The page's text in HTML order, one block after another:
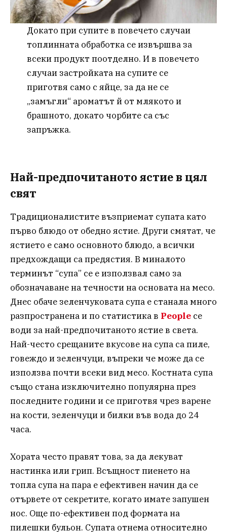
Докато при супите в повечето случаи
топлинната обработка се извършва за
всеки продукт поотделно. И в повечето
случаи застройката на супите се
приготвя само с яйце, за да не се
„замъгли“ ароматът й от млякото и
брашното, докато чорбите са със
запръжка.
Най-предпочитаното ястие в цял
свят
Традиционалистите възприемат супата като
първо блюдо от обедно ястие. Други смятат, че
ястието е само основното блюдо, а всички
предхождащи са предястия. В миналото
терминът “супа” се е използвал само за
обозначаване на течности на основата на месо.
Днес обаче зеленчуковата супа е станала много
разпространена и по статистика в People се
води за най-предпочитаното ястие в света.
Най-често срещаните вкусове на супа са пиле,
говеждо и зеленчуци, въпреки че може да се
използва почти всеки вид месо. Костната супа
също стана изключително популярна през
последните години и се приготвя чрез варене
на кости, зеленчуци и билки във вода до 24
часа.
Хората често правят това, за да лекуват
настинка или грип. Всъщност пиенето на
топла супа на пара е ефективен начин да се
отървете от секретите, когато имате запушен
нос. Още по-ефективен под формата на
пилешки бульон. Супата отнема относително